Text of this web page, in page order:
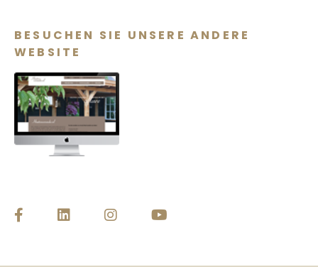
BESUCHEN SIE UNSERE ANDERE
WEBSITE